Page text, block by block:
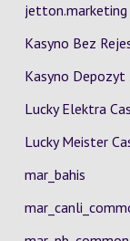
jetton.marketing
Kasyno Bez
Kasyno Depozyt
Lucky Elektra
Lucky Meister
mar_bahis